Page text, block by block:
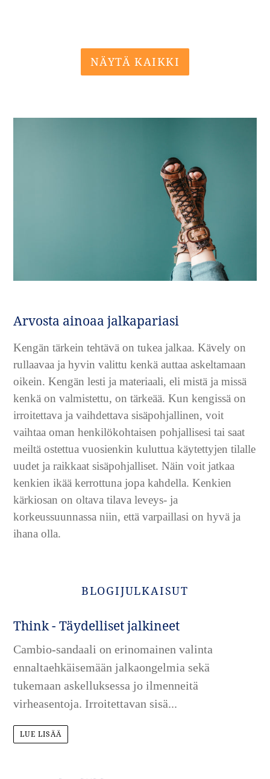
NÄYTÄ KAIKKI
Arvosta ainoaa jalkapariasi
Kengän tärkein tehtävä on tukea jalkaa. Kävely on
rullaavaa ja hyvin valittu kenkä auttaa askeltamaan
oikein. Kengän lesti ja materiaali, eli mistä ja missä
kenkä on valmistettu, on tärkeää. Kun kengissä on
irroitettava ja vaihdettava sisäpohjallinen, voit
vaihtaa oman henkilökohtaisen pohjallisesi tai saat
meiltä ostettua vuosienkin kuluttua käytettyjen tilalle
uudet ja raikkaat sisäpohjalliset. Näin voit jatkaa
kenkien ikää kerrottuna jopa kahdella. Kenkien
kärkiosan on oltava tilava leveys- ja
korkeussuunnassa niin, että varpaillasi on hyvä ja
ihana olla.
BLOGIJULKAISUT
Think - Täydelliset jalkineet
Cambio-sandaali on erinomainen valinta
ennaltaehkäisemään jalkaongelmia sekä
tukemaan askelluksessa jo ilmenneitä
virheasentoja. Irroitettavan sisä...
LUE LISÄÄ